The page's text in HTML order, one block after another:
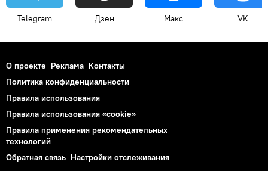
Telegram Дзен Макс VK
О проекте Реклама Контакты
Политика конфиденциальности
Правила использования
Правила использования «cookie»
Правила применения рекомендательных
технологий
Обратная связь Настройки отслеживания